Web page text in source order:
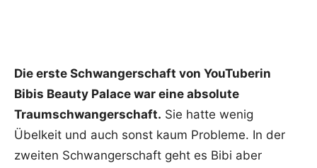
Die erste Schwangerschaft von YouTuberin
Bibis Beauty Palace war eine absolute
Traumschwangerschaft. Sie hatte wenig
Übelkeit und auch sonst kaum Probleme. In der
zweiten Schwangerschaft geht es Bibi aber